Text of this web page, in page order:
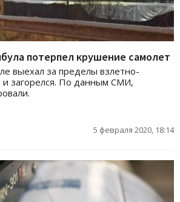
потерпел крушение самолет
выехал за пределы взлетно-
и загорелся. По данным СМИ,
5 февраля 2020, 18:14